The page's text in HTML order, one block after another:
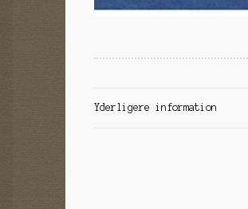
Yderligere information